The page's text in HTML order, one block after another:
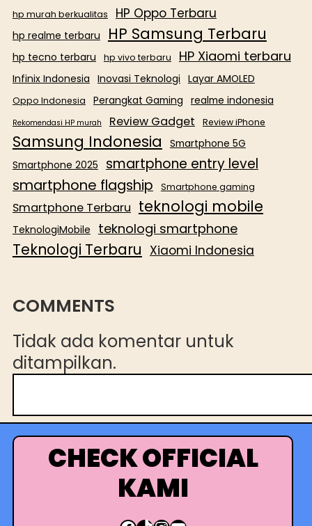
hp murah berkualitas HP Oppo Terbaru
hp realme terbaru HP Samsung Terbaru
hp tecno terbaru hp vivo terbaru HP Xiaomi terbaru
Infinix Indonesia Inovasi Teknologi Layar AMOLED
Oppo Indonesia Perangkat Gaming realme indonesia
Rekomendasi HP murah Review Gadget Review iPhone
Samsung Indonesia
Smartphone 5G
Smartphone 2025
smartphone entry level
smartphone flagship Smartphone gaming
Smartphone Terbaru teknologi mobile
TeknologiMobile teknologi smartphone
Teknologi Terbaru Xiaomi Indonesia
COMMENTS
Tidak ada komentar untuk
ditampilkan.
r
i
CHECK OFFICIAL
KAMI